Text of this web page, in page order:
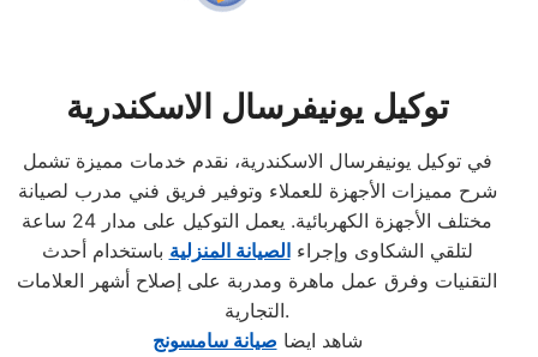
توكيل يونيفرسال الاسكندرية
في توكيل يونيفرسال الاسكندرية، نقدم خدمات مميزة تشمل
شرح مميزات الأجهزة للعملاء وتوفير فريق فني مدرب لصيانة
مختلف الأجهزة الكهربائية. يعمل التوكيل على مدار 24 ساعة
لتلقي الشكاوى وإجراءالصيانة المنزلية باستخدام أحدث
التقنيات وفرق عمل ماهرة ومدربة على إصلاح أشهر العلامات
التجارية.
شاهد ايضا صيانة سامسونج